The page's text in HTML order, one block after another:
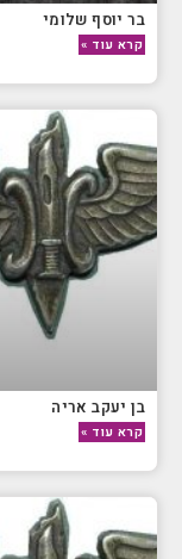
בר יוסף שלומי
קרא עוד »
בן יעקב אריה
קרא עוד »